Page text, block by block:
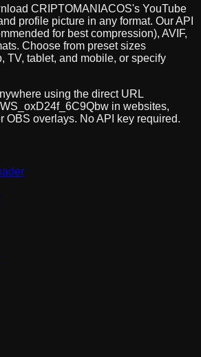
CRIPTOMANIACOS's YouTube
profile picture in any format. Our API
for best compression), AVIF,
Choose from preset sizes
TV, tablet, and mobile, or specify
using the direct URL
in websites,
OBS overlays. No API key required.